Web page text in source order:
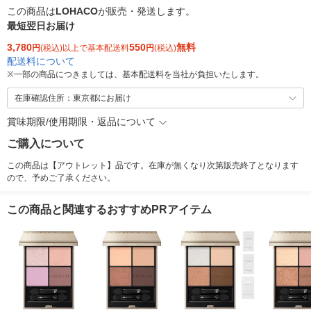
この商品はLOHACOが販売・発送します。
最短翌日お届け
3,780円(税込)以上で基本配送料550円(税込)無料
配送料について
※一部の商品につきましては、基本配送料を当社が負担いたします。
在庫確認住所：東京都にお届け
賞味期限/使用期限・返品について
ご購入について
この商品は【アウトレット】品です。在庫が無くなり次第販売終了となります
ので、予めご了承ください。
この商品と関連するおすすめPRアイテム